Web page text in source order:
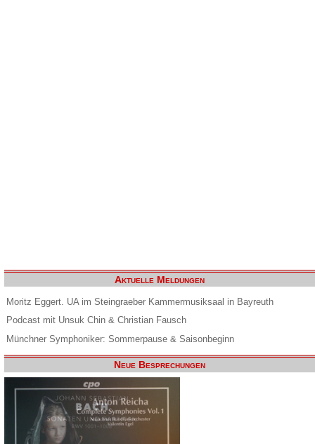
Aktuelle Meldungen
Moritz Eggert. UA im Steingraeber Kammermusiksaal in Bayreuth
Podcast mit Unsuk Chin & Christian Fausch
Münchner Symphoniker: Sommerpause & Saisonbeginn
Neue Besprechungen